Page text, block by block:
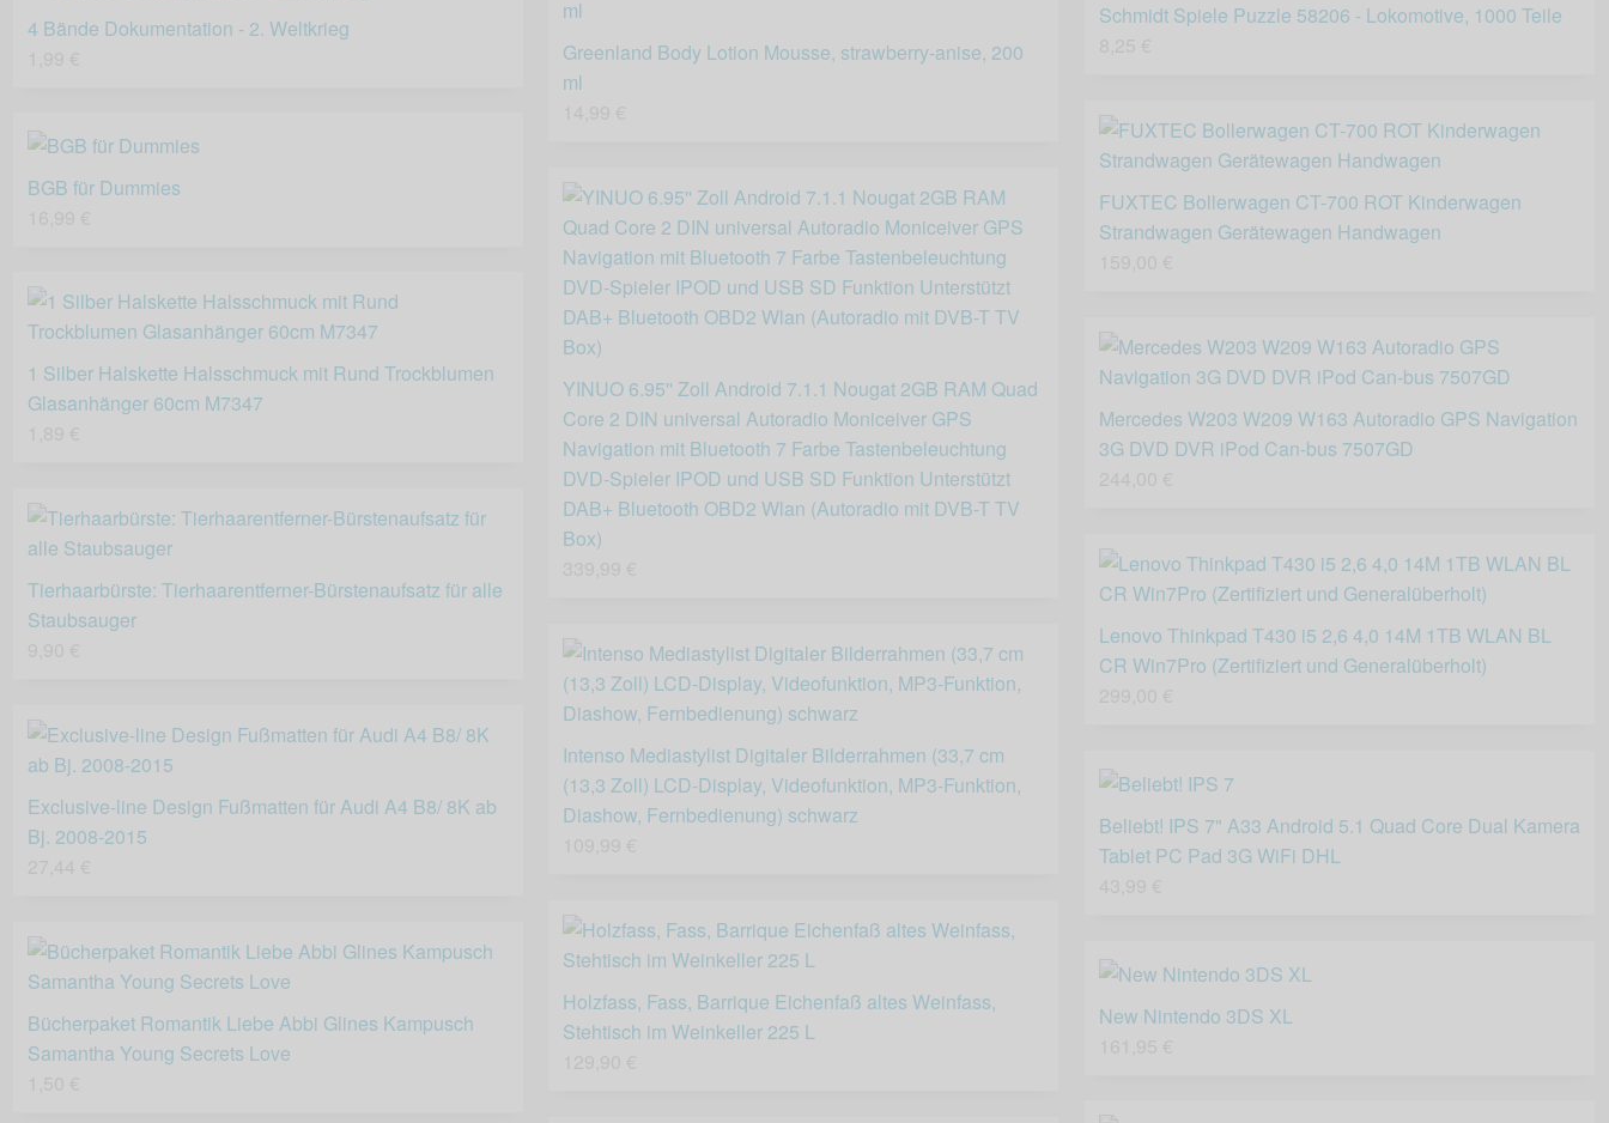
Schmidt Spiele Puzzle 58206 - Lokomotive, 1000 Teile
Greenland Body Lotion Mousse, strawberry-anise, 200
ml
4 Bände Dokumentation - 2. Weltkrieg
FUXTEC Bollerwagen CT-700 ROT Kinderwagen
Strandwagen Gerätewagen Handwagen
BGB für Dummies
YINUO 6.95'' Zoll Android 7.1.1 Nougat 2GB RAM Quad
Core 2 DIN universal Autoradio Moniceiver GPS
Navigation mit Bluetooth 7 Farbe Tastenbeleuchtung
DVD-Spieler IPOD und USB SD Funktion Unterstützt
DAB+ Bluetooth OBD2 Wlan (Autoradio mit DVB-T TV
Box)
1 Silber Halskette Halsschmuck mit Rund Trockblumen
Glasanhänger 60cm M7347
Mercedes W203 W209 W163 Autoradio GPS Navigation
3G DVD DVR iPod Can-bus 7507GD
Tierhaarbürste: Tierhaarentferner-Bürstenaufsatz für alle
Staubsauger
Lenovo Thinkpad T430 i5 2,6 4,0 14M 1TB WLAN BL
CR Win7Pro (Zertifiziert und Generalüberholt)
Intenso Mediastylist Digitaler Bilderrahmen (33,7 cm
(13,3 Zoll) LCD-Display, Videofunktion, MP3-Funktion,
Diashow, Fernbedienung) schwarz
Exclusive-line Design Fußmatten für Audi A4 B8/ 8K ab
Bj. 2008-2015
Beliebt! IPS 7" A33 Android 5.1 Quad Core Dual Kamera
Tablet PC Pad 3G WiFi DHL
Holzfass, Fass, Barrique Eichenfaß altes Weinfass,
Stehtisch im Weinkeller 225 L
Bücherpaket Romantik Liebe Abbi Glines Kampusch
Samantha Young Secrets Love
New Nintendo 3DS XL